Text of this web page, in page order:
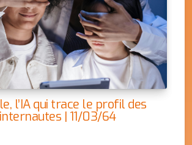
l’IA qui trace le profil des
internautes | 11/03/64